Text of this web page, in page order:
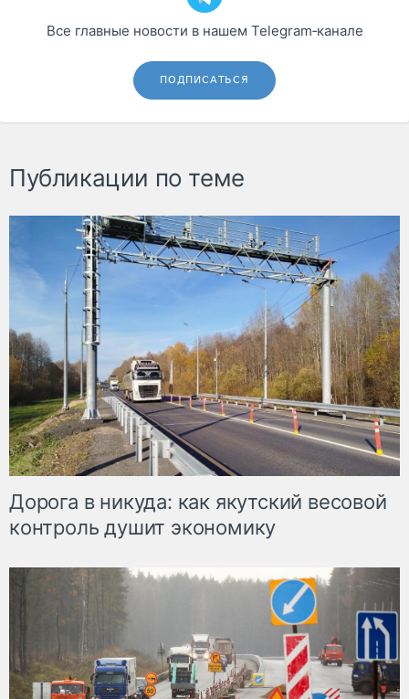
Все главные новости в нашем Telegram‑канале
ПОДПИСАТЬСЯ
Публикации по теме
Дорога в никуда: как якутский весовой
контроль душит экономику